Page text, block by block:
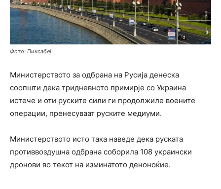
Фото: Пиксабеј
Министерството за одбрана на Русија денеска
соопшти дека тридневното примирје со Украина
истече и оти руските сили ги продолжиле воените
операции, пренесуваат руските медиуми.
Министерството исто така наведе дека руската
противвоздушна одбрана соборила 108 украински
дронови во текот на изминатото деноноќие.